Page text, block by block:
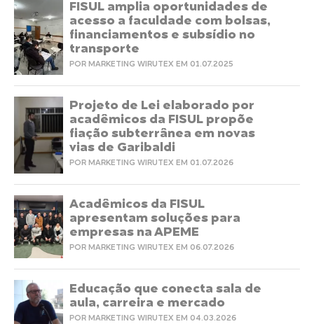
FISUL amplia oportunidades de
acesso a faculdade com bolsas,
financiamentos e subsídio no
transporte
POR MARKETING WIRUTEX EM 01.07.2025
Projeto de Lei elaborado por
acadêmicos da FISUL propõe
fiação subterrânea em novas
vias de Garibaldi
POR MARKETING WIRUTEX EM 01.07.2026
Acadêmicos da FISUL
apresentam soluções para
empresas na APEME
POR MARKETING WIRUTEX EM 06.07.2026
Educação que conecta sala de
aula, carreira e mercado
POR MARKETING WIRUTEX EM 04.03.2026